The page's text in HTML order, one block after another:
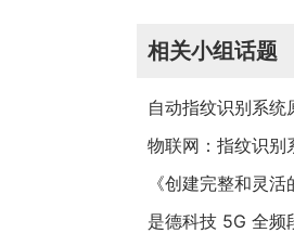
相关小组话题
自动指纹识别系统
物联网：指纹识
《创建完整和灵
指南
是德科技 5G 全频